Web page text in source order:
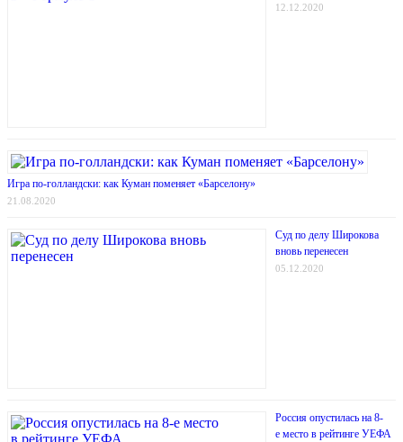
12.12.2020
Игра по-голландски: как Куман поменяет «Барселону»
21.08.2020
Суд по делу Широкова
вновь перенесен
05.12.2020
Россия опустилась на 8-
е место в рейтинге УЕФА